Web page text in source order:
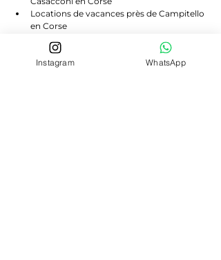
Locations de vacances près de Campitello
en Corse
Corse
Locations de vacances près de Volpajola
Instagram WhatsApp